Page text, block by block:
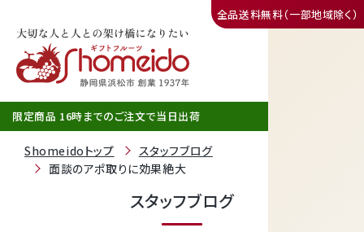
全品送料無料（一部地域除く）
限定商品 16時までのご注文で当日出荷
Shomeidoトップ
スタッフブログ
面談のアポ取りに効果絶大
スタッフブログ